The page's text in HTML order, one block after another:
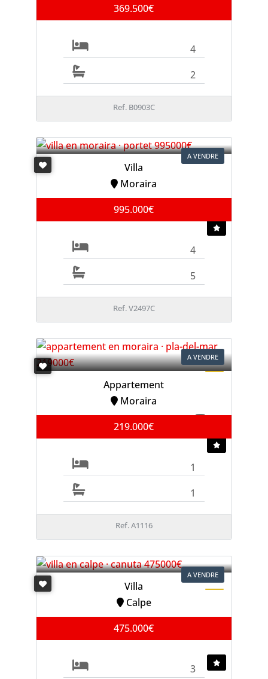
369.500€
4
2
Ref. B0903C
A VENDRE
Villa
Moraira
995.000€
4
5
Ref. V2497C
A VENDRE
Appartement
Moraira
219.000€
1
1
Ref. A1116
A VENDRE
Villa
Calpe
475.000€
3